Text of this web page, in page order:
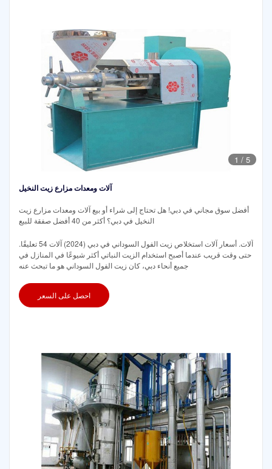
1 / 5
آلات ومعدات مزارع زيت النخيل
أفضل سوق مجاني في دبي! هل تحتاج إلى شراء أو بيع آلات ومعدات مزارع زيت
النخيل في دبي؟ أكثر من 40 أفضل صفقة للبيع
آلات. أسعار آلات استخلاص زيت الفول السوداني في دبي (2024) آلات 54 تعليقًا.
حتى وقت قريب عندما أصبح استخدام الزيت النباتي أكثر شيوعًا في المنازل في
جميع أنحاء دبي، كان زيت الفول السوداني هو ما تبحث عنه
احصل على السعر